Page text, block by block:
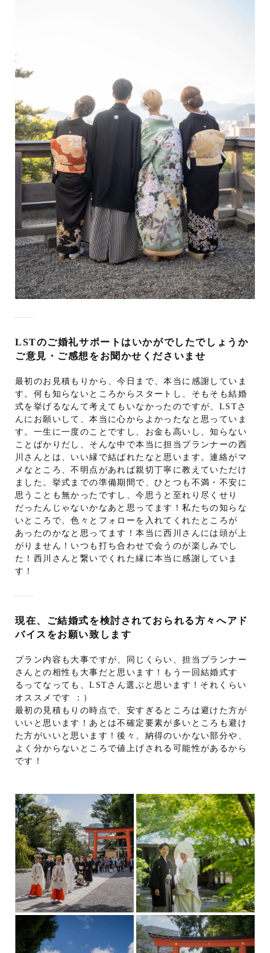
LSTのご婚礼サポートはいかがでしたでしょうか
ご意見・ご感想をお聞かせくださいませ
最初のお見積もりから、今日まで、本当に感謝していま
す。何も知らないところからスタートし、そもそも結婚
式を挙げるなんて考えてもいなかったのですが、LSTさ
んにお願いして、本当に心からよかったなと思っていま
す。一生に一度のことですし、お金も高いし、知らない
ことばかりだし、そんな中で本当に担当プランナーの西
川さんとは、いい縁で結ばれたなと思います。連絡がマ
メなところ、不明点があれば親切丁寧に教えていただけ
ました。挙式までの準備期間で、ひとつも不満・不安に
思うことも無かったですし、今思うと至れり尽くせり
だったんじゃないかなあと思ってます！私たちの知らな
いところで、色々とフォローを入れてくれたところが
あったのかなと思ってます！本当に西川さんには頭が上
がりません！いつも打ち合わせで会うのが楽しみでし
た！西川さんと繋いでくれた縁に本当に感謝していま
す！
現在、ご結婚式を検討されておられる方々へアド
バイスをお願い致します
プラン内容も大事ですが、同じくらい、担当プランナー
さんとの相性も大事だと思います！もう一回結婚式す
るってなっても、LSTさん選ぶと思います！それくらい
オススメです ：）
最初の見積もりの時点で、安すぎるところは避けた方が
いいと思います！あとは不確定要素が多いところも避け
た方がいいと思います！後々、納得のいかない部分や、
よく分からないところで値上げされる可能性があるから
です！